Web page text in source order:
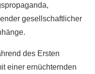
gesellschaftlicher
des Ersten
einer ernüchternden